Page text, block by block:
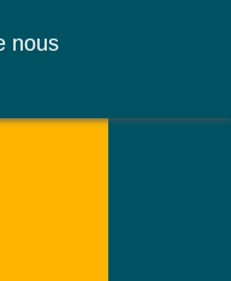
nous